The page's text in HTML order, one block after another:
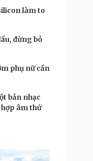
bé
làm to
đừng bỏ
phụ nữ cần
bản nhạc
âm thứ